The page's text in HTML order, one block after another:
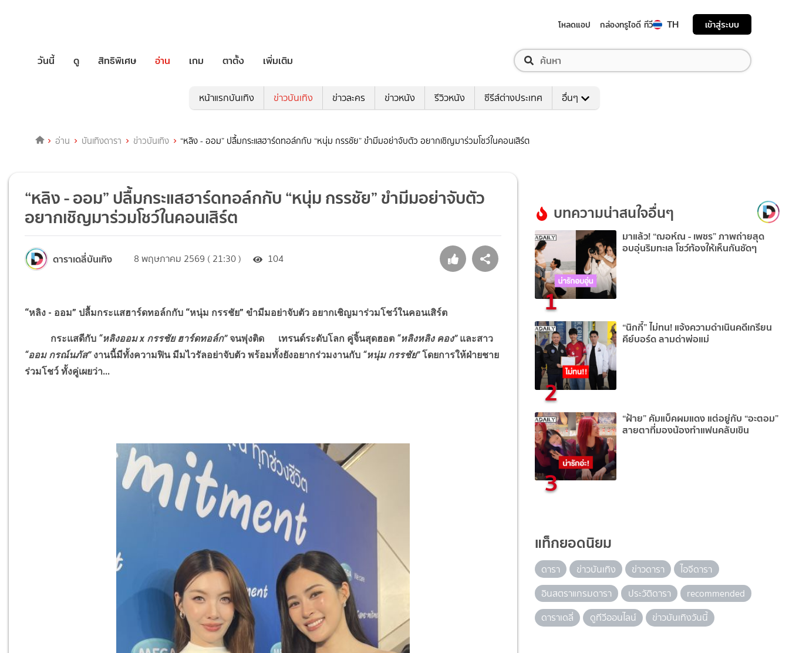
โหลดแอป กล่องทรูไอดี ทีวี TH เข้าสู่ระบบ
วันนี้ ดู สิทธิพิเศษ อ่าน เกม ตาตั้ง เพิ่มเติม
หน้าแรกบันเทิง ข่าวบันเทิง ข่าวละคร ข่าวหนัง รีวิวหนัง ซีรีส์ต่างประเทศ อื่นๆ
อ่าน บันเทิงดารา ข่าวบันเทิง “หลิง - ออม” ปลื้มกระแสฮาร์ดทอล์กกับ “หนุ่ม กรรชัย” ขำมีมอย่าจับตัว อยากเชิญมาร่วมโชว์ในคอนเสิร์ต
“หลิง - ออม” ปลื้มกระแสฮาร์ดทอล์กกับ “หนุ่ม กรรชัย” ขำมีมอย่าจับตัว
อยากเชิญมาร่วมโชว์ในคอนเสิร์ต
ดาราเดลี่บันเทิง 8 พฤษภาคม 2569 ( 21:30 ) 104
“หลิง - ออม” ปลื้มกระแสฮาร์ดทอล์กกับ “หนุ่ม กรรชัย” ขำมีมอย่าจับตัว อยากเชิญมาร่วมโชว์ในคอนเสิร์ต
กระแสดีกับ “หลิงออมx กรรชัย ฮาร์ดทอล์ก”จนพุ่งติด เทรนด์ระดับโลก คู่จิ้นสุดฮอต “หลิงหลิง คอง”และสาว
“ออม กรณ์นภัส”งานนี้มีทั้งความฟิน มีมไวรัลอย่าจับตัว พร้อมทั้งยังอยากร่วมงานกับ “หนุ่ม กรรชัย”โดยการให้ฝ่ายชาย
ร่วมโชว์ ทั้งคู่เผยว่า...
บทความน่าสนใจอื่นๆ
1
มาแล้ว! “ฌอห์ณ - เพชร” ภาพถ่ายสุด
อบอุ่นริมทะเล โชว์ท้องให้เห็นกันชัดๆ
2
“นิกกี้” ไม่ทน! แจ้งความดำเนินคดีเกรียน
คีย์บอร์ด ลามด่าพ่อแม่
3
“ฝ้าย” คัมแบ็คผมแดง แต่อยู่กับ “อะตอม”
สายตาที่มองน้องทำแฟนคลับเขิน
แท็กยอดนิยม
ดารา ข่าวบันเทิง ข่าวดารา
ไอจีดารา
อินสตราแกรมดารา
ประวัติดารา
recommended
ดาราเดลี่
ดูทีวีออนไลน์ ข่าวบันเทิงวันนี้